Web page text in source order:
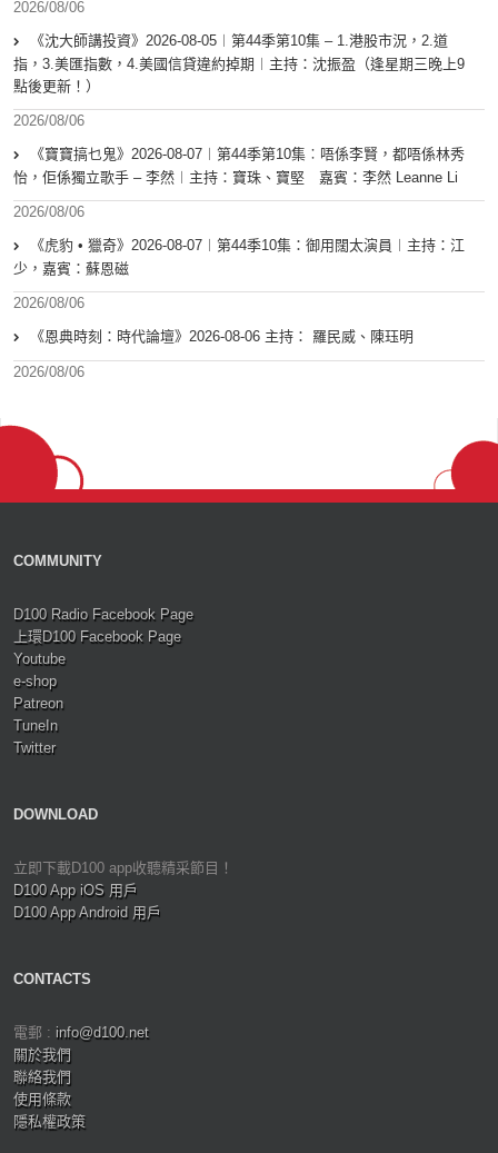
2026/08/06
《沈大師講投資》2026-08-05︱第44季第10集 – 1.港股市況，2.道
指，3.美匯指數，4.美國信貸違約掉期︱主持：沈振盈（逢星期三晚上9
點後更新！）
2026/08/06
《寶寶搞乜鬼》2026-08-07︱第44季第10集︰唔係李賢，都唔係林秀
怡，佢係獨立歌手 – 李然︱主持：寶珠、寶堅 嘉賓：李然 Leanne Li
2026/08/06
《虎豹 • 獵奇》2026-08-07︱第44季10集：御用闊太演員︱主持：江
少，嘉賓：蘇恩磁
2026/08/06
《恩典時刻：時代論壇》2026-08-06 主持： 羅民威、陳珏明
2026/08/06
COMMUNITY
D100 Radio Facebook Page
上環D100 Facebook Page
Youtube
e-shop
Patreon
TuneIn
Twitter
DOWNLOAD
立即下載D100 app收聽精采節目！
D100 App iOS 用戶
D100 App Android 用戶
CONTACTS
電郵 : info@d100.net
關於我們
聯絡我們
使用條款
隱私權政策